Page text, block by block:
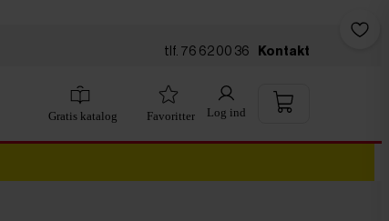
tlf. 76 62 00 36 Kontakt
Gratis katalog Favoritter Log ind